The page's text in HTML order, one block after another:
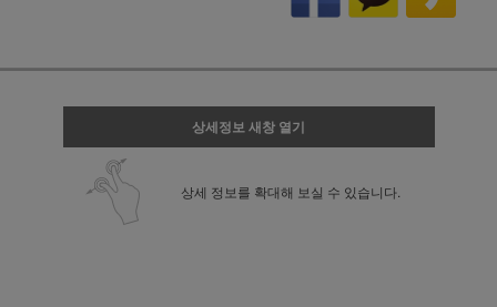
상세정보 새창 열기
상세 정보를 확대해 보실 수 있습니다.